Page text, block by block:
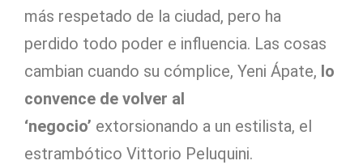
más respetado de la ciudad, pero ha
perdido todo poder e influencia. Las cosas
cambian cuando su cómplice, Yeni Ápate, lo
convence de volver al
‘negocio’ extorsionando a un estilista, el
estrambótico Vittorio Peluquini.